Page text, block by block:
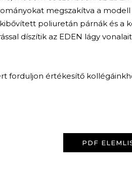
megszakítva a
poliuretán párnák és a
díszítik az EDEN lágy
forduljon értékesítő
PDF